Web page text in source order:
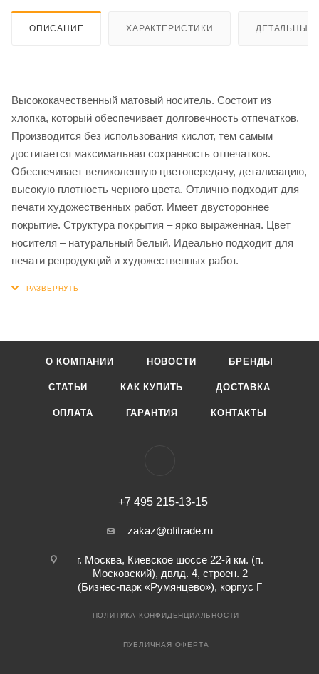
ОПИСАНИЕ ХАРАКТЕРИСТИКИ ДЕТАЛЬНЫЕ
Высококачественный матовый носитель. Состоит из
хлопка, который обеспечивает долговечность отпечатков.
Производится без использования кислот, тем самым
достигается максимальная сохранность отпечатков.
Обеспечивает великолепную цветопередачу, детализацию,
высокую плотность черного цвета. Отлично подходит для
печати художественных работ. Имеет двустороннее
покрытие. Структура покрытия – ярко выраженная. Цвет
носителя – натуральный белый. Идеально подходит для
печати репродукций и художественных работ.
О КОМПАНИИ НОВОСТИ БРЕНДЫ
СТАТЬИ КАК КУПИТЬ ДОСТАВКА
ОПЛАТА ГАРАНТИЯ КОНТАКТЫ
+7 495 215-13-15
zakaz@ofitrade.ru
г. Москва, Киевское шоссе 22-й км. (п.
Московский), двлд. 4, строен. 2
(Бизнес-парк «Румянцево»), корпус Г
ПОЛИТИКА КОНФИДЕНЦИАЛЬНОСТИ
ПУБЛИЧНАЯ ОФЕРТА